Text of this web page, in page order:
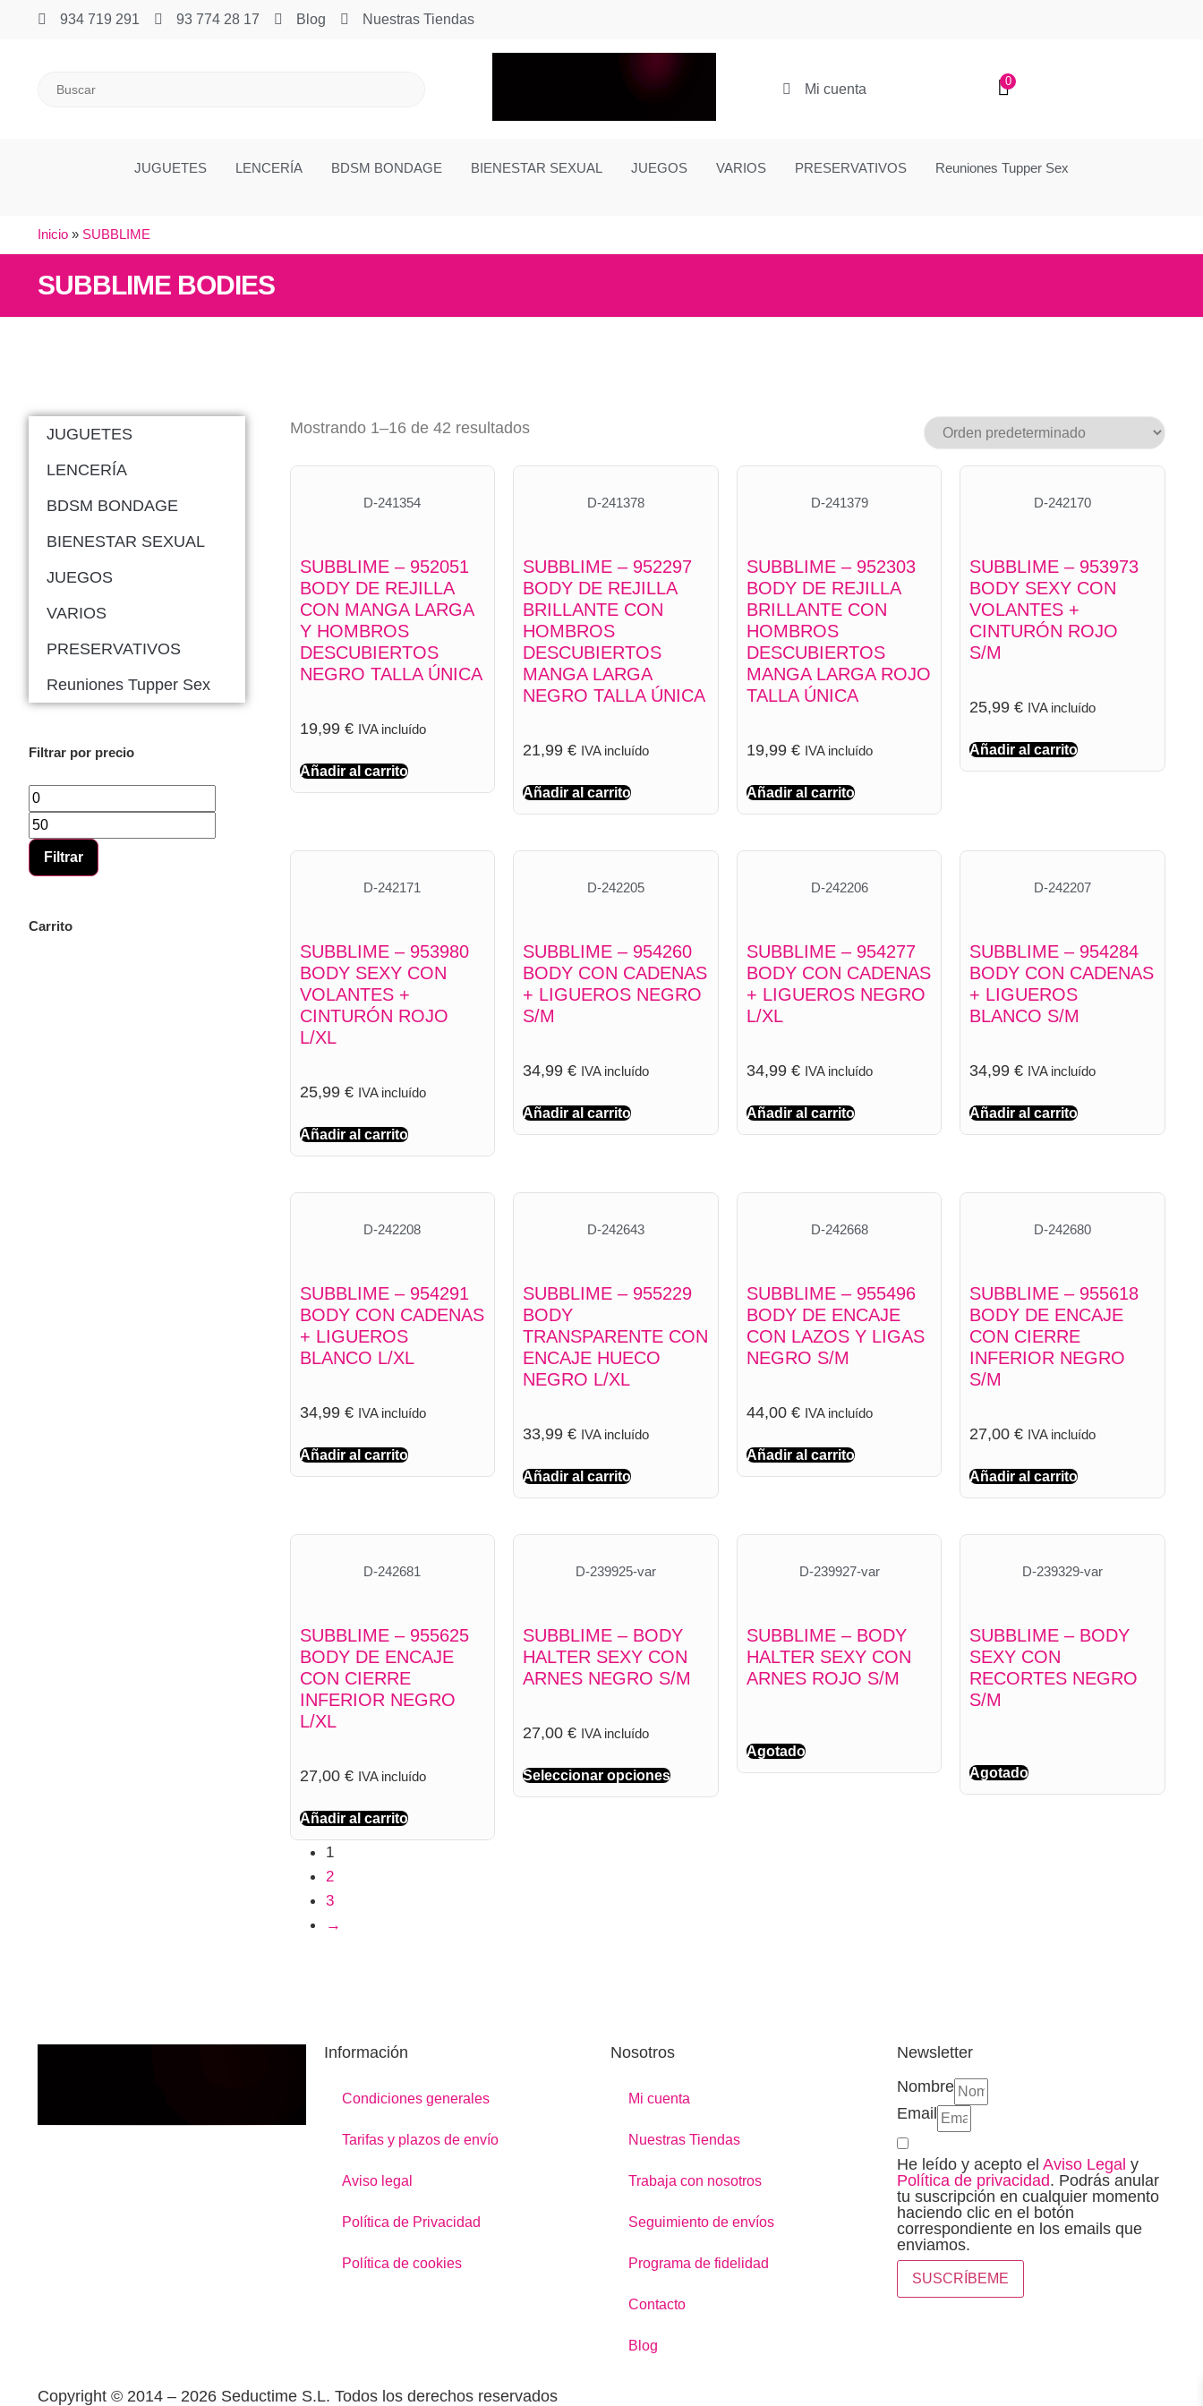
934 719 291 93 774 28 17 Blog Nuestras Tiendas
Mi cuenta
0
JUGUETES LENCERÍA BDSM BONDAGE BIENESTAR SEXUAL JUEGOS VARIOS PRESERVATIVOS Reuniones Tupper Sex
Inicio » SUBBLIME
SUBBLIME BODIES
JUGUETES
LENCERÍA
BDSM BONDAGE
BIENESTAR SEXUAL
JUEGOS
VARIOS
PRESERVATIVOS
Reuniones Tupper Sex
Filtrar por precio
Filtrar
Carrito
Mostrando 1–16 de 42 resultados
D-241354
SUBBLIME – 952051
BODY DE REJILLA
CON MANGA LARGA
Y HOMBROS
DESCUBIERTOS
NEGRO TALLA ÚNICA
19,99 € IVA incluído
Añadir al carrito
D-241378
SUBBLIME – 952297
BODY DE REJILLA
BRILLANTE CON
HOMBROS
DESCUBIERTOS
MANGA LARGA
NEGRO TALLA ÚNICA
21,99€ IVA incluído
Añadir al carrito
D-241379
SUBBLIME – 952303
BODY DE REJILLA
BRILLANTE CON
HOMBROS
DESCUBIERTOS
MANGA LARGA ROJO
TALLA ÚNICA
19,99 € IVA incluído
Añadir al carrito
D-242170
SUBBLIME – 953973
BODY SEXY CON
VOLANTES +
CINTURÓN ROJO
S/M
25,99€ IVA incluído
Añadir al carrito
D-242171
SUBBLIME – 953980
BODY SEXY CON
VOLANTES +
CINTURÓN ROJO
L/XL
25,99 € IVA incluído
Añadir al carrito
D-242205
SUBBLIME – 954260
BODY CON CADENAS
+ LIGUEROS NEGRO
S/M
34,99€ IVA incluído
Añadir al carrito
D-242206
SUBBLIME – 954277
BODY CON CADENAS
+ LIGUEROS NEGRO
L/XL
34,99 € IVA incluído
Añadir al carrito
D-242207
SUBBLIME – 954284
BODY CON CADENAS
+ LIGUEROS
BLANCO S/M
34,99€ IVA incluído
Añadir al carrito
D-242208
SUBBLIME – 954291
BODY CON CADENAS
+ LIGUEROS
BLANCO L/XL
34,99 € IVA incluído
Añadir al carrito
D-242643
SUBBLIME – 955229
BODY
TRANSPARENTE CON
ENCAJE HUECO
NEGRO L/XL
33,99€ IVA incluído
Añadir al carrito
D-242668
SUBBLIME – 955496
BODY DE ENCAJE
CON LAZOS Y LIGAS
NEGRO S/M
44,00 € IVA incluído
Añadir al carrito
D-242680
SUBBLIME – 955618
BODY DE ENCAJE
CON CIERRE
INFERIOR NEGRO
S/M
27,00€ IVA incluído
Añadir al carrito
D-242681
SUBBLIME – 955625
BODY DE ENCAJE
CON CIERRE
INFERIOR NEGRO
L/XL
27,00 € IVA incluído
Añadir al carrito
D-239925-var
SUBBLIME – BODY
HALTER SEXY CON
ARNES NEGRO S/M
27,00€ IVA incluído
Seleccionar opciones
D-239927-var
SUBBLIME – BODY
HALTER SEXY CON
ARNES ROJO S/M
Agotado
D-239329-var
SUBBLIME – BODY
SEXY CON
RECORTES NEGRO
S/M
Agotado
1
2
3
→
Información
Condiciones generales
Tarifas y plazos de envío
Aviso legal
Política de Privacidad
Política de cookies
Nosotros
Mi cuenta
Nuestras Tiendas
Trabaja con nosotros
Seguimiento de envíos
Programa de fidelidad
Contacto
Blog
Newsletter
Nombre
Email
He leído y acepto el Aviso Legal y
Política de privacidad. Podrás anular
tu suscripción en cualquier momento
haciendo clic en el botón
correspondiente en los emails que
enviamos.
SUSCRÍBEME
Copyright © 2014 – 2026 Seductime S.L. Todos los derechos reservados